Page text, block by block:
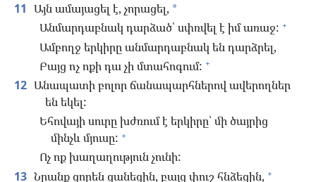
11 Այն ամայացել է, չորացել, *
Անմարդաբնակ դարձած՝ սփռվել է իմ առաջ: +
Ամբողջ երկիրը անմարդաբնակ են դարձրել,
Բայց ոչ ոքի դա չի մտահոգում: +
12 Անապատի բոլոր ճանապարհներով ավերողներ
են եկել:
Եհովայի սուրը խժռում է երկիրը՝ մի ծայրից
մինչև մյուսը: +
Ոչ ոք խաղաղություն չունի:
13 Նրանք ցորեն ցանեցին, բայց փուշ հնձեցին, +